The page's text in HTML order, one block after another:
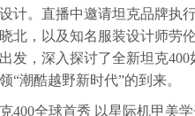
计。直播中邀请坦克品牌执
北，以及知名服装设计师劳
发，深入探讨了全新坦克
“潮酷越野新时代”的到来。